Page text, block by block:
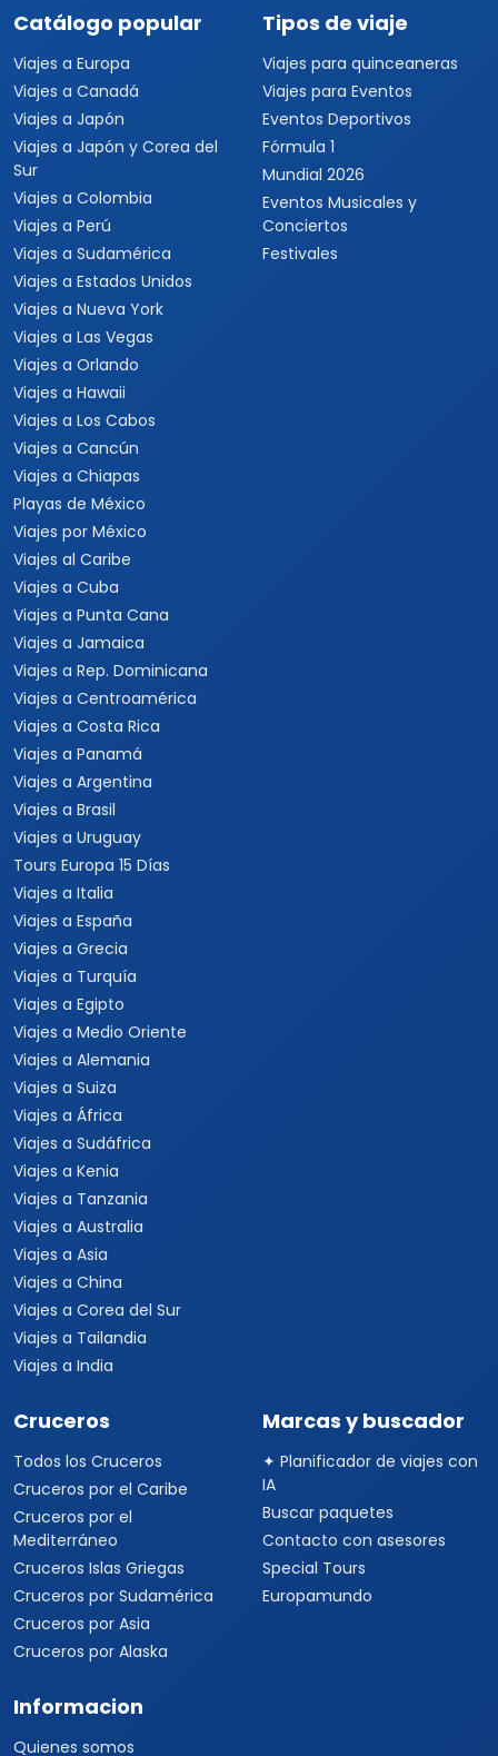
Catálogo popular
Viajes a Europa
Viajes a Canadá
Viajes a Japón
Viajes a Japón y Corea del
Sur
Viajes a Colombia
Viajes a Perú
Viajes a Sudamérica
Viajes a Estados Unidos
Viajes a Nueva York
Viajes a Las Vegas
Viajes a Orlando
Viajes a Hawaii
Viajes a Los Cabos
Viajes a Cancún
Viajes a Chiapas
Playas de México
Viajes por México
Viajes al Caribe
Viajes a Cuba
Viajes a Punta Cana
Viajes a Jamaica
Viajes a Rep. Dominicana
Viajes a Centroamérica
Viajes a Costa Rica
Viajes a Panamá
Viajes a Argentina
Viajes a Brasil
Viajes a Uruguay
Tours Europa 15 Días
Viajes a Italia
Viajes a España
Viajes a Grecia
Viajes a Turquía
Viajes a Egipto
Viajes a Medio Oriente
Viajes a Alemania
Viajes a Suiza
Viajes a África
Viajes a Sudáfrica
Viajes a Kenia
Viajes a Tanzania
Viajes a Australia
Viajes a Asia
Viajes a China
Viajes a Corea del Sur
Viajes a Tailandia
Viajes a India
Tipos de viaje
Viajes para quinceaneras
Viajes para Eventos
Eventos Deportivos
Fórmula 1
Mundial 2026
Eventos Musicales y
Conciertos
Festivales
Cruceros
Todos los Cruceros
Cruceros por el Caribe
Cruceros por el
Mediterráneo
Cruceros Islas Griegas
Cruceros por Sudamérica
Cruceros por Asia
Cruceros por Alaska
Marcas y buscador
✦ Planificador de viajes con
IA
Buscar paquetes
Contacto con asesores
Special Tours
Europamundo
Informacion
Quienes somos